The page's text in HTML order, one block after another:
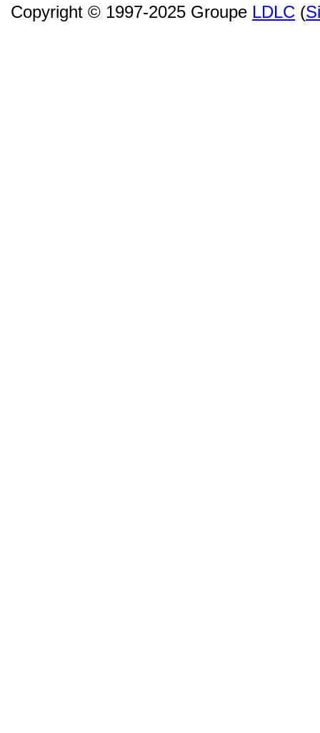
Copyright © 1997-2025 Groupe LDLC (